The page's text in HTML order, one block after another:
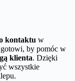
kontaktu w
by pomóc w
klienta. Dzięki
wszystkie